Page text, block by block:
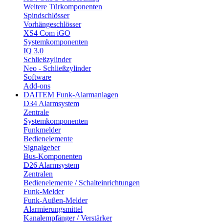
Weitere Türkomponenten
Spindschlösser
Vorhängeschlösser
XS4 Com iGO
Systemkomponenten
IQ 3.0
Schließzylinder
Neo - Schließzylinder
Software
Add-ons
DAITEM Funk-Alarmanlagen
D34 Alarmsystem
Zentrale
Systemkomponenten
Funkmelder
Bedienelemente
Signalgeber
Bus-Komponenten
D26 Alarmsystem
Zentralen
Bedienelemente / Schalteinrichtungen
Funk-Melder
Funk-Außen-Melder
Alarmierungsmittel
Kanalempfänger / Verstärker